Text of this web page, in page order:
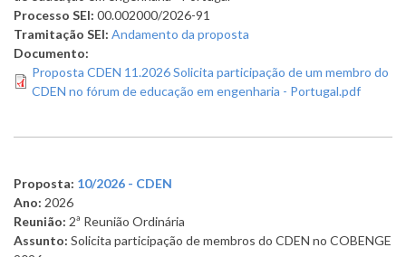
Processo SEI: 00.002000/2026-91
Tramitação SEI: Andamento da proposta
Documento:
Proposta CDEN 11.2026 Solicita participação de um membro do
CDEN no fórum de educação em engenharia - Portugal.pdf
Proposta: 10/2026 - CDEN
Ano: 2026
Reunião: 2ª Reunião Ordinária
Assunto: Solicita participação de membros do CDEN no COBENGE